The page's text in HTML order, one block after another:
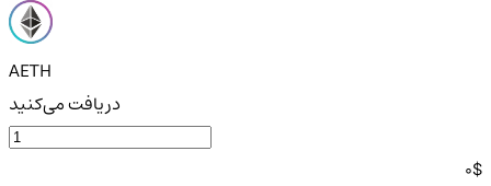
AETH
دریافت می‌کنید
0$